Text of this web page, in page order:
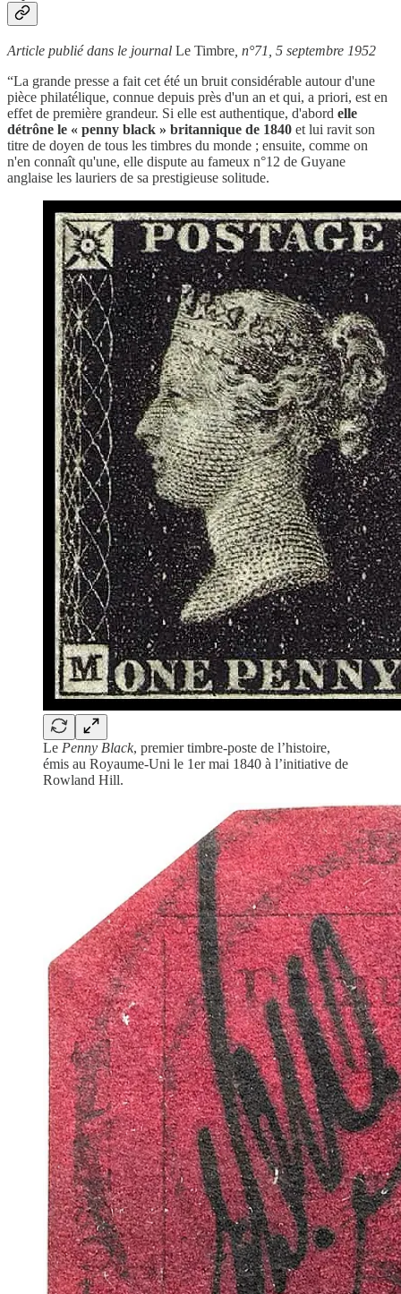
Article publié dans le journal Le Timbre , n°71, 5 septembre 1952
“La grande presse a fait cet été un bruit considérable autour d'une
pièce philatélique, connue depuis près d'un an et qui, a priori, est en
effet de première grandeur. Si elle est authentique, d'abord elle
détrône le « penny black » britannique de 1840 et lui ravit son
titre de doyen de tous les timbres du monde ; ensuite, comme on
n'en connaît qu'une, elle dispute au fameux n°12 de Guyane
anglaise les lauriers de sa prestigieuse solitude.
Le Penny Black, premier timbre-poste de l’histoire,
émis au Royaume-Uni le 1er mai 1840 à l’initiative de
Rowland Hill.